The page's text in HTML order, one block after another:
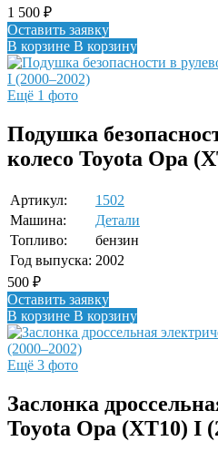
1 500 ₽
Оставить заявку
В корзине В корзину
Ещё 1 фото
Подушка
колесо Toyota Opa
Артикул:
1502
Машина:
Детали
Топливо:
бензин
Год выпуска: 2002
500 ₽
Оставить заявку
В корзине В корзину
Ещё 3 фото
Заслонка
Toyota Opa (XT10) I